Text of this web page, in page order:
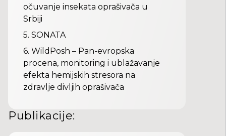
očuvanje insekata oprašivača u
Srbiji
5. SONATA
6. WildPosh – Pan-evropska
procena, monitoring i ublažavanje
efekta hemijskih stresora na
zdravlje divljih oprašivača
Publikacije: